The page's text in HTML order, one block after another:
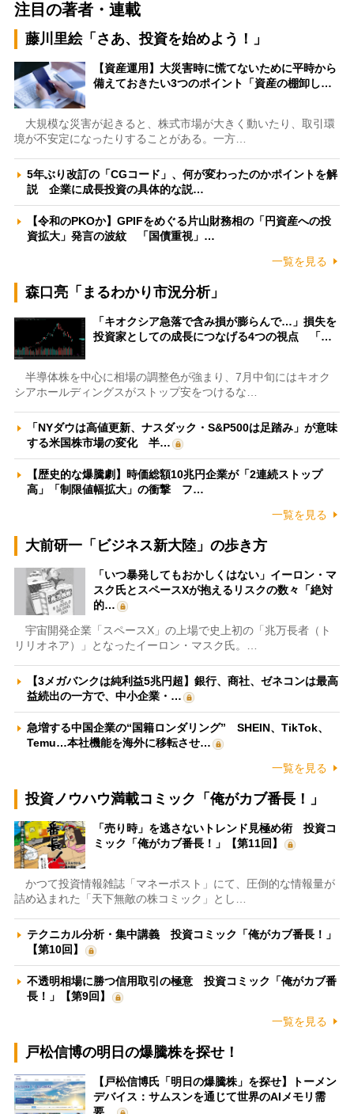
注目の著者・連載
藤川里絵「さあ、投資を始めよう！」
【資産運用】大災害時に慌てないために平時から
備えておきたい3つのポイント「資産の棚卸し…
大規模な災害が起きると、株式市場が大きく動いたり、取引環
境が不安定になったりすることがある。一方…
5年ぶり改訂の「CGコード」、何が変わったのかポイントを解
説 企業に成長投資の具体的な説…
【令和のPKOか】GPIFをめぐる片山財務相の「円資産への投
資拡大」発言の波紋 「国債重視」…
一覧を見る
森口亮「まるわかり市況分析」
「キオクシア急落で含み損が膨らんで…」損失を
投資家としての成長につなげる4つの視点 「…
半導体株を中心に相場の調整色が強まり、7月中旬にはキオク
シアホールディングスがストップ安をつけるな…
「NYダウは高値更新、ナスダック・S&P500は足踏み」が意味
する米国株市場の変化 半…
【歴史的な爆騰劇】時価総額10兆円企業が「2連続ストップ
高」「制限値幅拡大」の衝撃 フ…
一覧を見る
大前研一「ビジネス新大陸」の歩き方
「いつ暴発してもおかしくはない」イーロン・マ
スク氏とスペースXが抱えるリスクの数々「絶対
的…
宇宙開発企業「スペースX」の上場で史上初の「兆万長者（ト
リリオネア）」となったイーロン・マスク氏。…
【3メガバンクは純利益5兆円超】銀行、商社、ゼネコンは最高
益続出の一方で、中小企業・…
急増する中国企業の“国籍ロンダリング” SHEIN、TikTok、
Temu…本社機能を海外に移転させ…
一覧を見る
投資ノウハウ満載コミック「俺がカブ番長！」
「売り時」を逃さないトレンド見極め術 投資コ
ミック「俺がカブ番長！」【第11回】
かつて投資情報雑誌「マネーポスト」にて、圧倒的な情報量が
詰め込まれた「天下無敵の株コミック」とし…
テクニカル分析・集中講義 投資コミック「俺がカブ番長！」
【第10回】
不透明相場に勝つ信用取引の極意 投資コミック「俺がカブ番
長！」【第9回】
一覧を見る
戸松信博の明日の爆騰株を探せ！
【戸松信博氏「明日の爆騰株」を探せ】トーメン
デバイス：サムスンを通じて世界のAIメモリ需